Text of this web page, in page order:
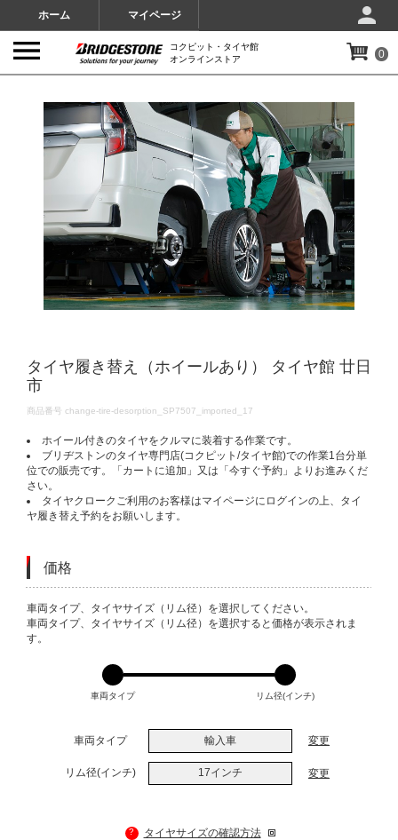
ホーム マイページ
コクピット・タイヤ館
オンラインストア
0
タイヤ履き替え（ホイールあり） タイヤ館 廿日
市
DETAILS
商品番号 change-tire-desorption_SP7507_imported_17
ホイール付きのタイヤをクルマに装着する作業です。
ブリヂストンのタイヤ専門店(コクピット/タイヤ館)での作業1台分単
位での販売です。「カートに追加」又は「今すぐ予約」よりお進みくだ
さい。
タイヤクロークご利用のお客様はマイページにログインの上、タイ
ヤ履き替え予約をお願いします。
価格
VARIATIONS
車両タイプ、タイヤサイズ（リム径）を選択してください。
車両タイプ、タイヤサイズ（リム径）を選択すると価格が表示されま
す。
車両タイプ リム径(インチ)
車両タイプ 輸入車 変更
リム径(インチ) 17インチ 変更
? タイヤサイズの確認方法